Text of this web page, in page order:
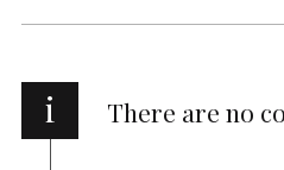
i There are no